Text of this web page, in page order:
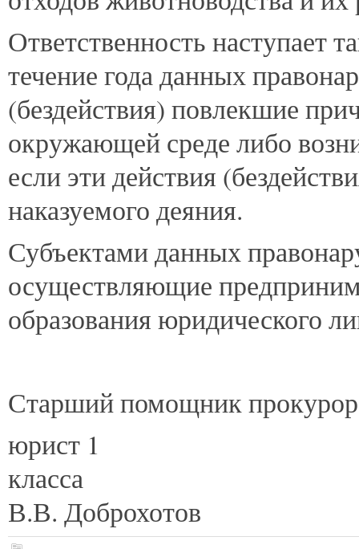
Ответственность наступает
течение года данных
(бездействия) повлекшие
окружающей среде либо
если эти действия
наказуемого деяния.
Субъектами данных
осуществляющие
образования юридического
Старший помощник
юрист 1
В.В. Доброхотов